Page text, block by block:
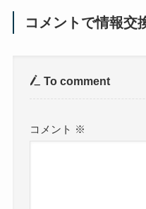
コメントで情報交
To comment
コメント ※